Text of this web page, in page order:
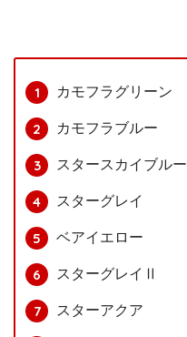
カモフラグリーン
カモフラブルー
スタースカイブルー
スターグレイ
ベアイエロー
スターグレイⅡ
スターアクア